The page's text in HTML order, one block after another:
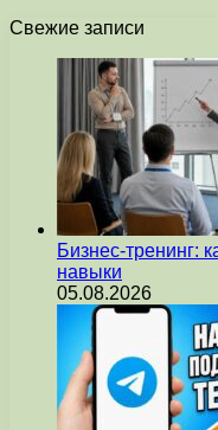
Свежие записи
Бизнес-тренинг:
навыки
05.08.2026